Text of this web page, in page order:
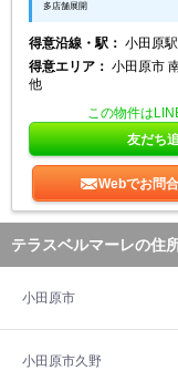
多店舗展開
得意沿線・駅： 小田原
得意エリア： 小田原市
他
この物件は
友だち
Webでお問
テラスベルマーレの住
小田原市
小田原市久野